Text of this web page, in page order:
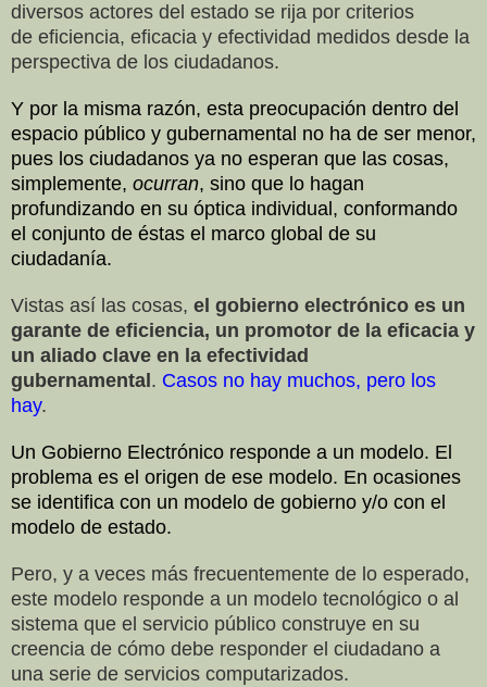
diversos actores del estado se rija por criterios
de eficiencia, eficacia y efectividad medidos desde la
perspectiva de los ciudadanos.
Y por la misma razón, esta preocupación dentro del
espacio público y gubernamental no ha de ser menor,
pues los ciudadanos ya no esperan que las cosas,
simplemente, ocurran, sino que lo hagan
profundizando en su óptica individual, conformando
el conjunto de éstas el marco global de su
ciudadanía.
Vistas así las cosas, el gobierno electrónico es un
garante de eficiencia, un promotor de la eficacia y
un aliado clave en la efectividad
gubernamental . Casos no hay muchos, pero los
hay.
Un Gobierno Electrónico responde a un modelo. El
problema es el origen de ese modelo. En ocasiones
se identifica con un modelo de gobierno y/o con el
modelo de estado.
Pero, y a veces más frecuentemente de lo esperado,
este modelo responde a un modelo tecnológico o al
sistema que el servicio público construye en su
creencia de cómo debe responder el ciudadano a
una serie de servicios computarizados.